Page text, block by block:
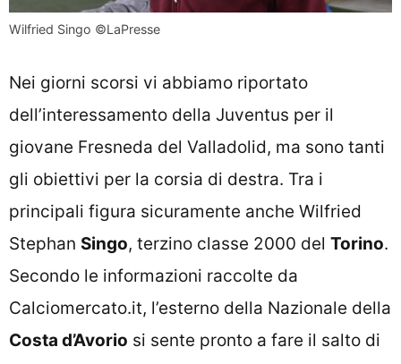
Wilfried Singo ©LaPresse
Nei giorni scorsi vi abbiamo riportato
dell’interessamento della Juventus per il
giovane Fresneda del Valladolid, ma sono tanti
gli obiettivi per la corsia di destra. Tra i
principali figura sicuramente anche Wilfried
Stephan Singo, terzino classe 2000 del Torino.
Secondo le informazioni raccolte da
Calciomercato.it, l’esterno della Nazionale della
Costa d’Avorio si sente pronto a fare il salto di